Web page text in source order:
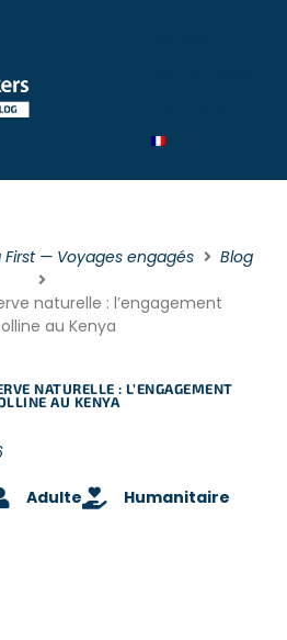
— Voyages engagés Blog
naturelle : l’engagement
au Kenya
NATURELLE : L’ENGAGEMENT
AU KENYA
Adulte Humanitaire